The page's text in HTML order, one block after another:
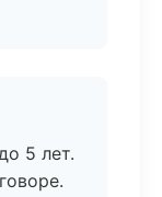
5 лет.